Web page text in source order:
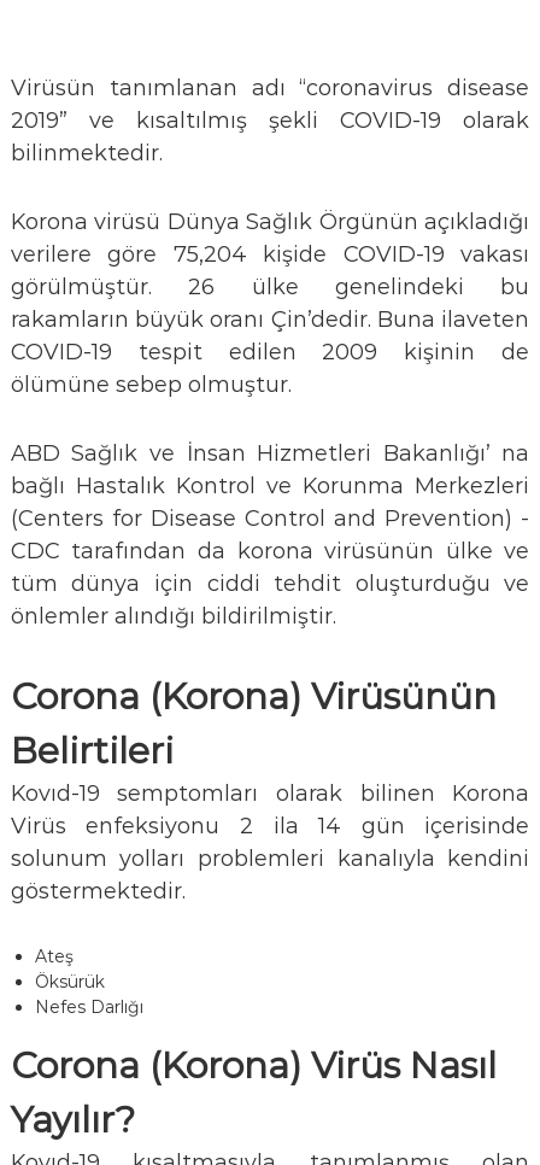
Virüsün tanımlanan adı “coronavirus disease
2019” ve kısaltılmış şekli COVID-19 olarak
bilinmektedir.
Korona virüsü Dünya Sağlık Örgünün açıkladığı
verilere göre 75,204 kişide COVID-19 vakası
görülmüştür. 26 ülke genelindeki bu
rakamların büyük oranı Çin’dedir. Buna ilaveten
COVID-19 tespit edilen 2009 kişinin de
ölümüne sebep olmuştur.
ABD Sağlık ve İnsan Hizmetleri Bakanlığı’ na
bağlı Hastalık Kontrol ve Korunma Merkezleri
(Centers for Disease Control and Prevention) -
CDC tarafından da korona virüsünün ülke ve
tüm dünya için ciddi tehdit oluşturduğu ve
önlemler alındığı bildirilmiştir.
Corona (Korona) Virüsünün
Belirtileri
Kovıd-19 semptomları olarak bilinen Korona
Virüs enfeksiyonu 2 ila 14 gün içerisinde
solunum yolları problemleri kanalıyla kendini
göstermektedir.
Ateş
Öksürük
Nefes Darlığı
Corona (Korona) Virüs Nasıl
Yayılır?